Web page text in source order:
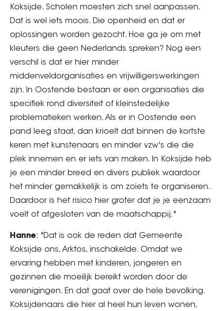
Koksijde. Scholen moesten zich snel aanpassen.
Dat is wel iets moois. Die openheid en dat er
oplossingen worden gezocht. Hoe ga je om met
kleuters die geen Nederlands spreken? Nog een
verschil is dat er hier minder
middenveldorganisaties en vrijwilligerswerkingen
zijn. In Oostende bestaan er een organisaties die
specifiek rond diversiteit of kleinstedelijke
problematieken werken. Als er in Oostende een
pand leeg staat, dan krioelt dat binnen de kortste
keren met kunstenaars en minder vzw's die die
plek innemen en er iets van maken. In Koksijde heb
je een minder breed en divers publiek waardoor
het minder gemakkelijk is om zoiets te organiseren.
Daardoor is het risico hier groter dat je je eenzaam
voelt of afgesloten van de maatschappij."
Hanne: "Dat is ook de reden dat Gemeente
Koksijde ons, Arktos, inschakelde. Omdat we
ervaring hebben met kinderen, jongeren en
gezinnen die moeilijk bereikt worden door de
verenigingen. En dat gaat over de hele bevolking.
Koksijdenaars die hier al heel hun leven wonen,